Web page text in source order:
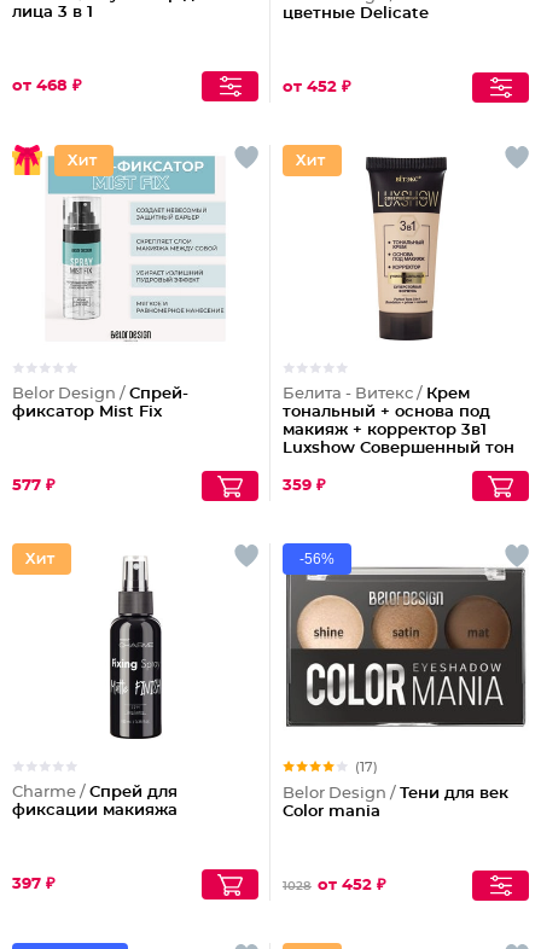
лица 3 в 1
от 468 ₽
цветные Delicate
от 452 ₽
Belor Design / Спрей-
фиксатор Mist Fix
577 ₽
Белита - Витекс / Крем
тональный + основа под
макияж + корректор 3в1
Luxshow Совершенный тон
359 ₽
Charme / Спрей для
фиксации макияжа
397 ₽
-56%
(17)
Belor Design / Тени для век
Color mania
1028 от 452 ₽